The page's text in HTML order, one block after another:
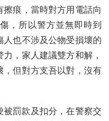
痕，當時對方用電話向
，所以警方並無即時到
也不涉及公物受損壞的
，家人建議雙方和解，
，但對方支吾以對，沒有
被罰款及扣分，在警察交